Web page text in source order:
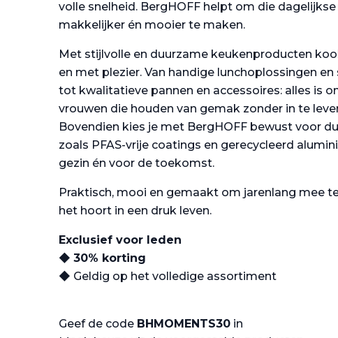
volle snelheid. BergHOFF helpt om die
makkelijker én mooier te maken.
Met stijlvolle en duurzame keukenproducten
en met plezier. Van handige lunchoplossingen
tot kwalitatieve pannen en accessoires: alles is
vrouwen die houden van gemak zonder in te
Bovendien kies je met BergHOFF bewust voor
zoals PFAS-vrije coatings en gerecycleerd
gezin én voor de toekomst.
Praktisch, mooi en gemaakt om jarenlang mee
het hoort in een druk leven.
Exclusief voor leden
◆ 30% korting
◆ Geldig op het volledige assortiment
Geef de code BHMOMENTS30 in